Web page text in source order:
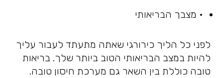
• מצבך הבריאותי
לפני כל הליך כירורגי שאתה מתעתד לעבור עליך
להיות במצב הבריאותי הטוב ביותר שלך. בריאות
טובה כוללת בין השאר גם מערכת חיסון טובה.